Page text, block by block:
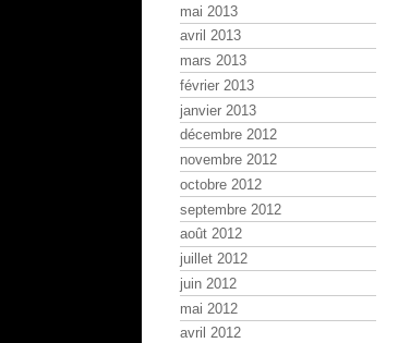
mai 2013
avril 2013
mars 2013
février 2013
janvier 2013
décembre 2012
novembre 2012
octobre 2012
septembre 2012
août 2012
juillet 2012
juin 2012
mai 2012
avril 2012